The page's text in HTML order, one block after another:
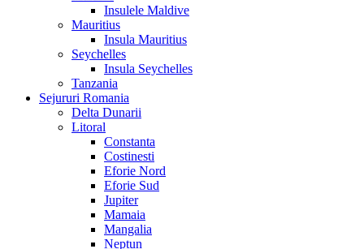
Insulele Maldive
Mauritius
Insula Mauritius
Seychelles
Insula Seychelles
Tanzania
Sejururi Romania
Delta Dunarii
Litoral
Constanta
Costinesti
Eforie Nord
Eforie Sud
Jupiter
Mamaia
Mangalia
Neptun